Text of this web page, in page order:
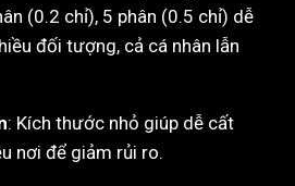
(0.2 chỉ), 5 phân (0.5 chỉ) dễ
đối tượng, cả cá nhân lẫn
: Kích thước nhỏ giúp dễ cất
nơi để giảm rủi ro.